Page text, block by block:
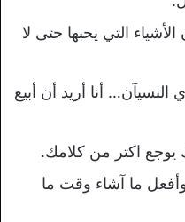
التي يحبها حتى لا
أنا أريد أن أبيع
اكتر من كلامك.
ما آشاء وقت ما